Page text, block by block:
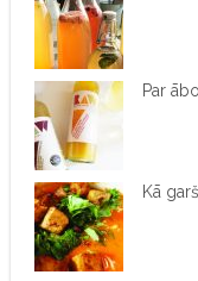
Par
Kā